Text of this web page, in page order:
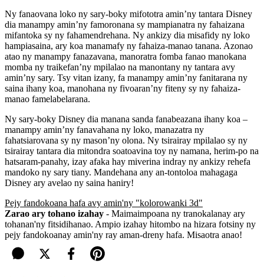
Ny fanaovana loko ny sary-boky mifototra amin’ny tantara Disney
dia manampy amin’ny famoronana sy mampianatra ny fahaizana
mifantoka sy ny fahamendrehana. Ny ankizy dia misafidy ny loko
hampiasaina, ary koa manamafy ny fahaiza-manao tanana. Azonao
atao ny manampy fanazavana, manoratra fomba fanao manokana
momba ny traikefan’ny mpilalao na manontany ny tantara avy
amin’ny sary. Tsy vitan izany, fa manampy amin’ny fanitarana ny
saina ihany koa, manohana ny fivoaran’ny fiteny sy ny fahaiza-
manao famelabelarana.
Ny sary-boky Disney dia manana sanda fanabeazana ihany koa –
manampy amin’ny fanavahana ny loko, manazatra ny
fahatsiarovana sy ny mason’ny olona. Ny tsirairay mpilalao sy ny
tsirairay tantara dia mitondra soatoavina toy ny namana, herim-po na
hatsaram-panahy, izay afaka hay miverina indray ny ankizy rehefa
mandoko ny sary tiany. Mandehana any an-tontoloa mahagaga
Disney ary avelao ny saina haniry!
Pejy fandokoana hafa avy amin'ny "kolorowanki 3d"
Zarao ary tohano izahay - Maimaimpoana ny tranokalanay ary
tohanan'ny fitsidihanao. Ampio izahay hitombo na hizara fotsiny ny
pejy fandokoanay amin'ny ray aman-dreny hafa. Misaotra anao!